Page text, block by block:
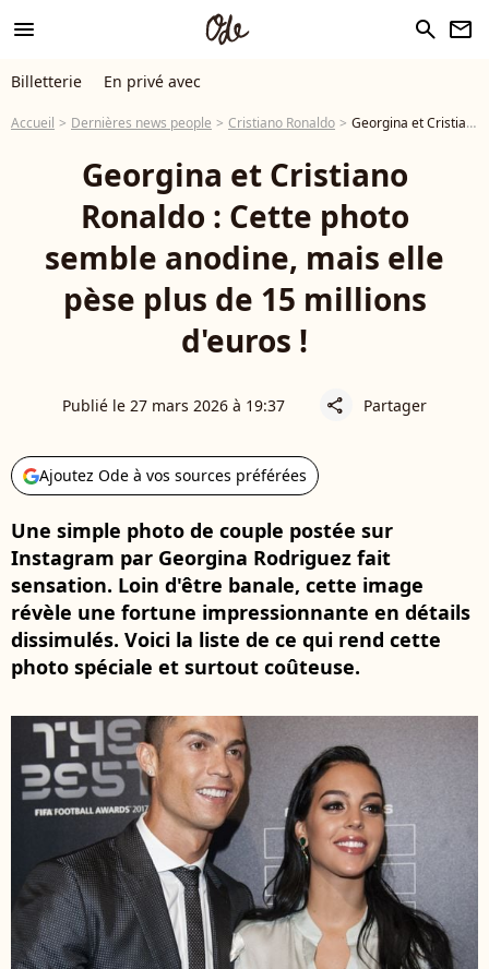
menu search newsletter
Billetterie En privé avec
Accueil Dernières news people Cristiano Ronaldo Georgina et Cristiano Ronaldo : Cette photo semble anodine, mais elle pèse plus de 15 millions d'euros !
Georgina et Cristiano
Ronaldo : Cette photo
semble anodine, mais elle
pèse plus de 15 millions
d'euros !
Publié le 27 mars 2026 à 19:37 share Partager
Ajoutez Ode à vos sources préférées
Une simple photo de couple postée sur
Instagram par Georgina Rodriguez fait
sensation. Loin d'être banale, cette image
révèle une fortune impressionnante en détails
dissimulés. Voici la liste de ce qui rend cette
photo spéciale et surtout coûteuse.